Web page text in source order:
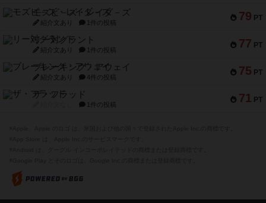
79 PT
モズビ－ズ・レイダ－ズ
紹介文あり 1件の投稿
77 PT
リー対グラント
紹介文あり 1件の投稿
75 PT
ブレーキング・アウェイ
紹介文あり 4件の投稿
71 PT
ザ・フラッド
1件の投稿